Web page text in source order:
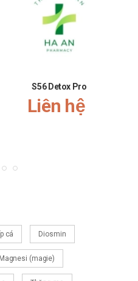
hàng và các đối tác luôn là
nhất đối với Nhà thuốc Hà An.
khỏe, vui vẻ và hạnh phúc!
S56 Detox Pro
Liên hệ
cá Diosmin
Magnesi (magie)